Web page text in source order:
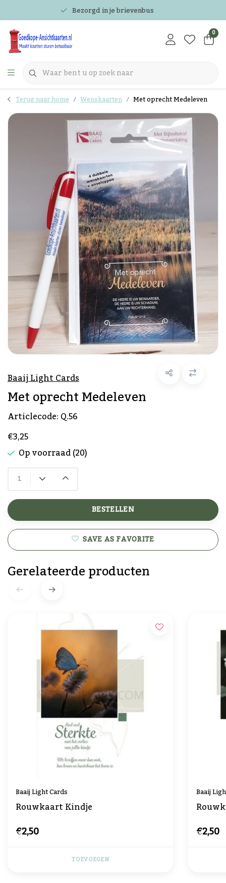
Bezorgd in je brievenbus
0
Terug naar home Wenskaarten Met oprecht Medeleven
Baaij Light Cards
Met oprecht Medeleven
Articlecode:Q.56
€3,25
Op voorraad (20)
BESTELLEN
SAVE AS FAVORITE
Gerelateerde producten
Baaij Light Cards
Rouwkaart Kindje
€2,50
TOEVOEGEN
Baaij
€2,50